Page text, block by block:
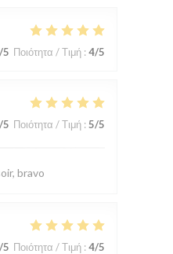
/5 Ποιότητα / Τιμή : 4/5
/5 Ποιότητα / Τιμή : 5/5
bravo
/5 Ποιότητα / Τιμή : 4/5